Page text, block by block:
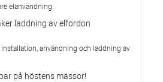
elanvändning.
laddning av elfordon
användning och laddning av
på höstens mässor!